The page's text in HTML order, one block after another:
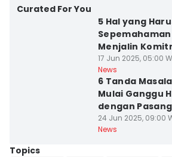
Curated For You
5 Hal yang
Menjalin
Hubungan
17 Jun 2025, 05:00
News
6 Tanda
Mulai Ganggu
dengan
24 Jun 2025, 09:00
News
Topics